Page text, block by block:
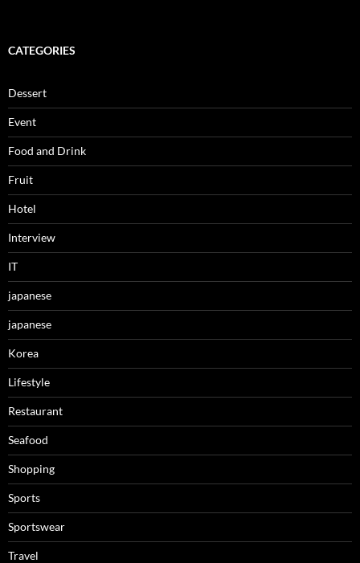
CATEGORIES
Dessert
Event
Food and Drink
Fruit
Hotel
Interview
IT
japanese
japanese
Korea
Lifestyle
Restaurant
Seafood
Shopping
Sports
Sportswear
Travel